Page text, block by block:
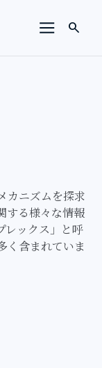
メニュー
検索を
search
カニズムを探求
する様々な情報
レックス」と呼
く含まれていま